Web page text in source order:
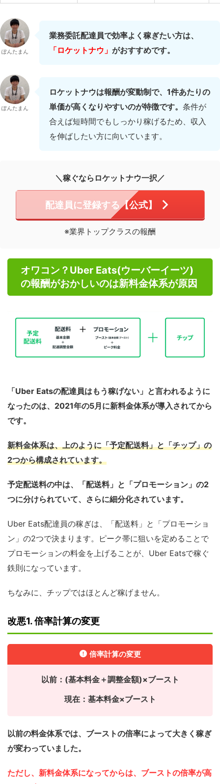
ぽんたまん
業務委託配達員で効率よく稼ぎたい方は、
「ロケットナウ」 がおすすめです。
ぽんたまん
ロケットナウは報酬が変動制で、1件あたりの
単価が高くなりやすいのが特徴です。 条件が
合えば短時間でもしっかり稼げるため、収入
を伸ばしたい方に向いています。
＼稼ぐならロケットナウ一択／
配達員に登録する【公式】
※業界トップクラスの報酬
オワコン？Uber Eats(ウーバーイーツ)
の報酬がおかしいのは新料金体系が原因
「Uber Eatsの配達員はもう稼げない」と言われるように
なったのは、2021年の5月に新料金体系が導入されてから
です。
新料金体系は、上のように「予定配送料」と「チップ」の
2つから構成されています。
予定配送料の中は、「配送料」と「プロモーション」の2
つに分けられていて、さらに細分化されています。
Uber Eats配達員の稼ぎは、「配送料」と「プロモーショ
ン」の2つで決まります。ピーク帯に狙いを定めることで
プロモーションの料金を上げることが、Uber Eatsで稼ぐ
鉄則になっています。
ちなみに、チップではほとんど稼げません。
改悪1. 倍率計算の変更
倍率計算の変更
以前：(基本料金＋調整金額)×ブースト
現在：基本料金×ブースト
以前の料金体系では、ブーストの倍率によって大きく稼ぎ
が変わっていました。
ただし、新料金体系になってからは、ブーストの倍率が高